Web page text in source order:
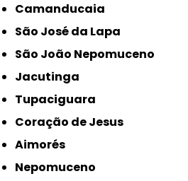
Camanducaia
São José da Lapa
São João Nepomuceno
Jacutinga
Tupaciguara
Coração de Jesus
Aimorés
Nepomuceno